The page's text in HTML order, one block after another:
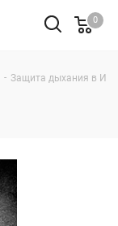
0
- Защита дыхания в